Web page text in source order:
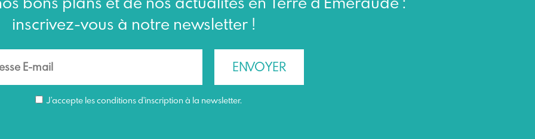
inscrivez-vous à notre newsletter !
J’accepte les conditions d'inscription à la newsletter.